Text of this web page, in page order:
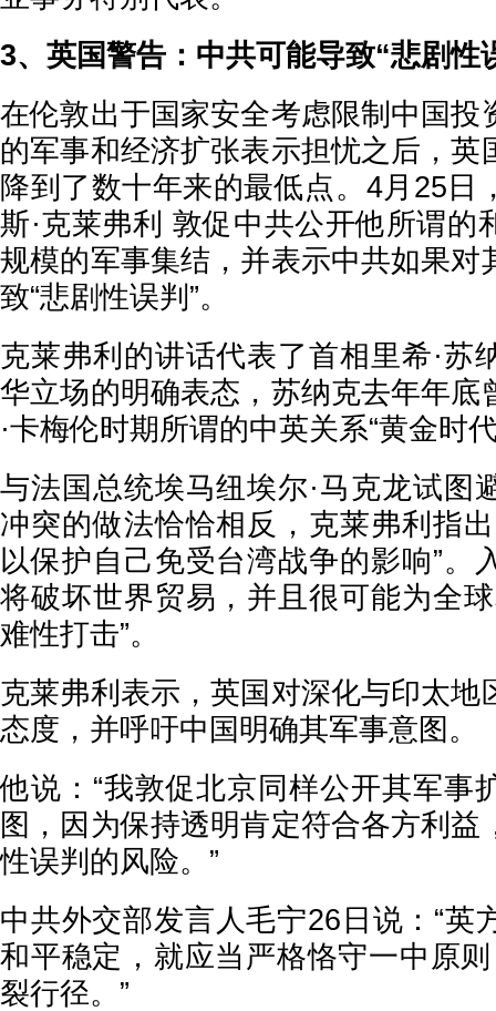
3、英国警告：中共可能导致“悲剧性
在伦敦出于国家安全考虑限制中国投
的军事和经济扩张表示担忧之后，英
降到了数十年来的最低点。4月25日
斯·克莱弗利 敦促中共公开他所谓的
规模的军事集结，并表示中共如果对
致“悲剧性误判”。
克莱弗利的讲话代表了首相里希·苏
华立场的明确表态，苏纳克去年年底
·卡梅伦时期所谓的中英关系“黄金时
与法国总统埃马纽埃尔·马克龙试图
冲突的做法恰恰相反，克莱弗利指
以保护自己免受台湾战争的影响”。
将破坏世界贸易，并且很可能为全
难性打击”。
克莱弗利表示，英国对深化与印太地
态度，并呼吁中国明确其军事意图。
他说：“我敦促北京同样公开其军事
图，因为保持透明肯定符合各方利益
性误判的风险。”
中共外交部发言人毛宁26日说：“英
和平稳定，就应当严格恪守一中原则
裂行径。”